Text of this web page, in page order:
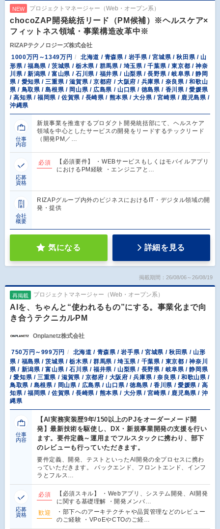
NEW プロジェクトマネージャー（Web・オープン系）
chocoZAP開発統括リード（PM候補）※ヘルスケア×
フィットネス領域・事業構造改革中※
RIZAPテクノロジーズ株式会社
1000万円～1349万円
北海道 / 青森県 / 岩手県 / 宮城県 / 秋田県 / 山
形県 / 福島県 / 茨城県 / 栃木県 / 群馬県 / 埼玉県 / 千葉県 / 東京都 / 神奈
川県 / 新潟県 / 富山県 / 石川県 / 福井県 / 山梨県 / 長野県 / 岐阜県 / 静岡
県 / 愛知県 / 三重県 / 滋賀県 / 京都府 / 大阪府 / 兵庫県 / 奈良県 / 和歌山
県 / 鳥取県 / 島根県 / 岡山県 / 広島県 / 山口県 / 徳島県 / 香川県 / 愛媛県
/ 高知県 / 福岡県 / 佐賀県 / 長崎県 / 熊本県 / 大分県 / 宮崎県 / 鹿児島県 /
沖縄県
仕事
内容
新規事業を推進するプロダクト開発統括部にて、ヘルスケア
領域を中心としたサービスの開発をリードするテックリード
（開発PM／…
応募
資格
必須
【必須要件】 ・WEBサービスもしくはモバイルアプリ
におけるPM経験 ・エンジニアと…
会社
概要
RIZAPグループ内外のビジネスにおけるIT・デジタル領域の開
発・提供
気になる 詳細を見る
掲載期間：26/08/06～26/08/19
再掲載 プロジェクトマネージャー（Web・オープン系）
AIを、ちゃんと“使われるもの”にする。事業化まで向
き合うテクニカルPM
Onplanetz株式会社
750万円～999万円
北海道 / 青森県 / 岩手県 / 宮城県 / 秋田県 / 山形
県 / 福島県 / 茨城県 / 栃木県 / 群馬県 / 埼玉県 / 千葉県 / 東京都 / 神奈川
県 / 新潟県 / 富山県 / 石川県 / 福井県 / 山梨県 / 長野県 / 岐阜県 / 静岡県
/ 愛知県 / 三重県 / 滋賀県 / 京都府 / 大阪府 / 兵庫県 / 奈良県 / 和歌山県 /
鳥取県 / 島根県 / 岡山県 / 広島県 / 山口県 / 徳島県 / 香川県 / 愛媛県 / 高
知県 / 福岡県 / 佐賀県 / 長崎県 / 熊本県 / 大分県 / 宮崎県 / 鹿児島県 / 沖
縄県
仕事
内容
【AI実務実装歴9年/150以上のPJをオーダーメード開
発】最新技術を駆使し、DX・新規事業開発の支援を行い
ます。要件定義～運用までフルスタックに携わり、部下
のレビューも行っていただきます。
要件定義、開発、テストといったAI開発の全プロセスに携わ
っていただきます。 バックエンド、フロントエンド、インフ
ラとフルス…
応募
資格
必須
【必須スキル】 ・Webアプリ、システム開発、AI開発
に関する基礎理解 ・開発メンバ…
歓迎
・部下へのアーキテクチャや品質管理などのレビュー
のご経験 ・VPoEやCTOのご経…